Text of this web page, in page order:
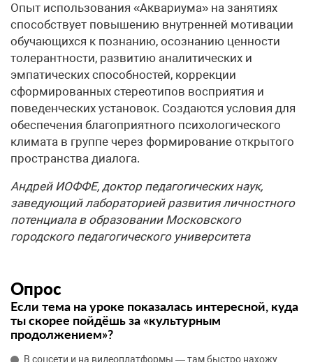
Опыт использования «Аквариума» на занятиях
способствует повышению внутренней мотивации
обучающихся к познанию, осознанию ценности
толерантности, развитию аналитических и
эмпатических способностей, коррекции
сформированных стереотипов восприятия и
поведенческих установок. Создаются условия для
обеспечения благоприятного психологического
климата в группе через формирование открытого
пространства диалога.
Андрей ИОФФЕ, доктор педагогических наук,
заведующий лабораторией развития личностного
потенциала в образовании Московского
городского педагогического университета
Опрос
Если тема на уроке показалась интересной, куда
ты скорее пойдёшь за «культурным
продолжением»?
В соцсети и на видеоплатформы — там быстро нахожу